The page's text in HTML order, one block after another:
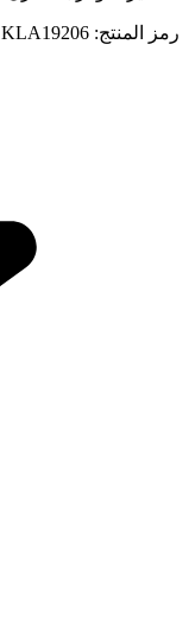
رمز المنتج: KLA19206